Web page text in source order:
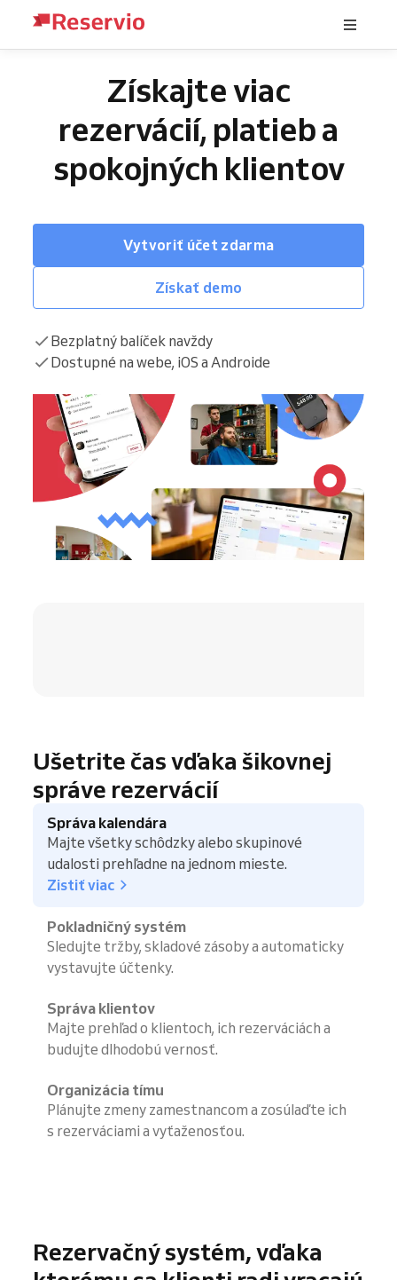
Získajte viac
rezervácií, platieb a
spokojných klientov
Vytvoriť účet zdarma
Získať demo
Bezplatný balíček navždy
Dostupné na webe, iOS a Androide
Ušetrite čas vďaka šikovnej
správe rezervácií
Správa kalendára
Majte všetky schôdzky alebo skupinové
udalosti prehľadne na jednom mieste.
Zistiť viac
Pokladničný systém
Sledujte tržby, skladové zásoby a automaticky
vystavujte účtenky.
Správa klientov
Majte prehľad o klientoch, ich rezerváciách a
budujte dlhodobú vernosť.
Organizácia tímu
Plánujte zmeny zamestnancom a zosúlaďte ich
s rezerváciami a vyťaženosťou.
Rezervačný systém, vďaka